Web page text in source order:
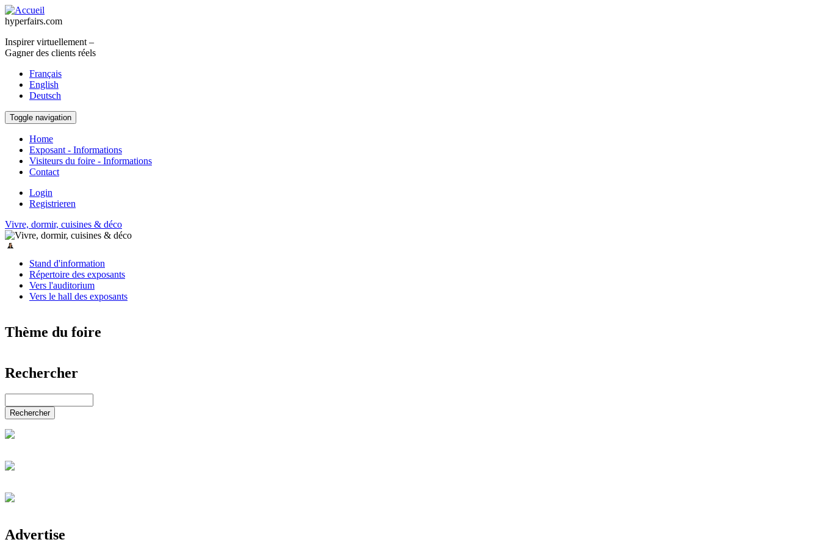
Aller au contenu principal
hyperfairs.com
Inspirer virtuellement –
Gagner des clients réels
Français
English
Deutsch
Toggle navigation
Home
Exposant - Informations
Visiteurs du foire - Informations
Contact
Login
Registrieren
Vivre, dormir, cuisines & déco
Stand d'information
Répertoire des exposants
Vers l'auditorium
Vers le hall des exposants
Thème du foire
Nouvelles du monde entier
Le Monde de l'art
Services, éducation & emplois
Commerce de détail & gastronomie
Communication & médias
Rechercher
Rechercher
Advertise